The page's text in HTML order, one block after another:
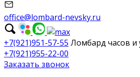
office@lombard-nevsky.ru
+7(921)951-57-55 Ломбард часов и
+7(921)955-22-00
Заказать звонок